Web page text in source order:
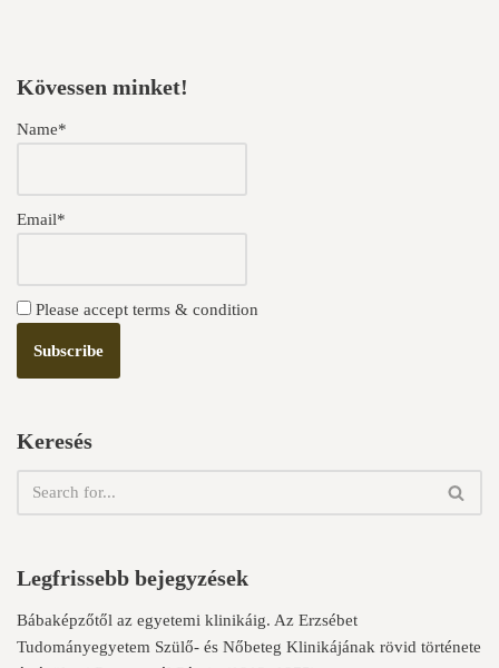
Kövessen minket!
Name*
Email*
Please accept terms & condition
Keresés
Legfrissebb bejegyzések
Bábaképzőtől az egyetemi klinikáig. Az Erzsébet
Tudományegyetem Szülő- és Nőbeteg Klinikájának rövid története